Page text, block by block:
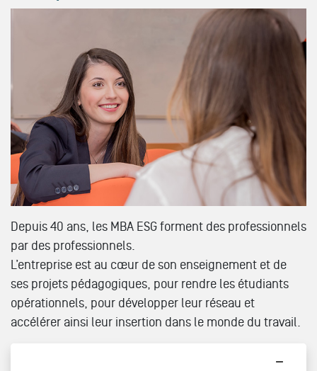
Depuis 40 ans, les MBA ESG forment des professionnels
par des professionnels.
L’entreprise est au cœur de son enseignement et de
ses projets pédagogiques, pour rendre les étudiants
opérationnels, pour développer leur réseau et
accélérer ainsi leur insertion dans le monde du travail.